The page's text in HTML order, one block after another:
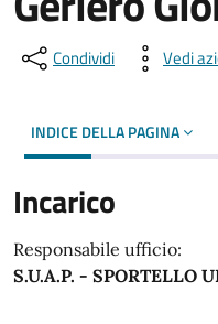
Condividi Vedi
INDICE DELLA PAGINA
Incarico
Responsabile ufficio:
S.U.A.P. - SPORTELLO